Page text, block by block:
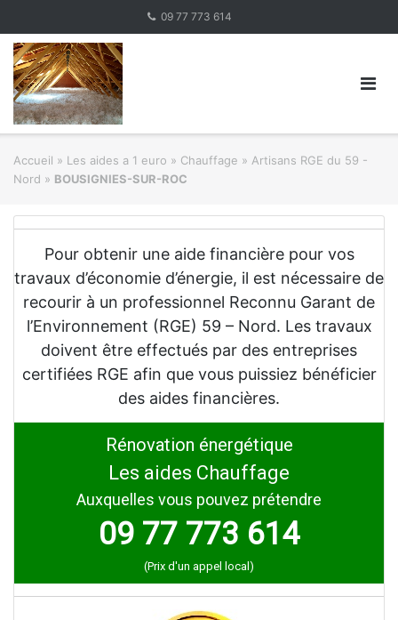
content
09 77 773 614
Accueil » Les aides a 1 euro » Chauffage » Artisans RGE du 59 -
Nord » BOUSIGNIES-SUR-ROC
Pour obtenir une aide financière pour vos
travaux d’économie d’énergie, il est nécessaire de
recourir à un professionnel Reconnu Garant de
l’Environnement (RGE) 59 – Nord. Les travaux
doivent être effectués par des entreprises
certifiées RGE afin que vous puissiez bénéficier
des aides financières.
Rénovation énergétique
Les aides Chauffage
Auxquelles vous pouvez prétendre
09 77 773 614
(Prix d'un appel local)